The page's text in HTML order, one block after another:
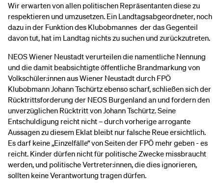
Wir erwarten von allen politischen Repräsentanten diese zu
respektieren und umzusetzen. Ein Landtagsabgeordneter, noch
dazu in der Funktion des Klubobmannes der das Gegenteil
davon tut, hat im Landtag nichts zu suchen und zurückzutreten.
NEOS Wiener Neustadt verurteilen die namentliche Nennung
und die damit beabsichtigte öffentliche Brandmarkung von
Volkschüler:innen aus Wiener Neustadt durch FPÖ
Klubobmann Johann Tschürtz ebenso scharf, schließen sich der
Rücktrittsforderung der NEOS Burgenland an und fordern den
unverzüglichen Rücktritt von Johann Tschürtz. Seine
Entschuldigung reicht nicht – durch vorherige arrogante
Aussagen zu diesem Eklat bleibt nur falsche Reue ersichtlich.
Es darf keine „Einzelfälle“ von Seiten der FPÖ mehr geben - es
reicht. Kinder dürfen nicht für politische Zwecke missbraucht
werden, und politische Vertreter:innen, die dies ignorieren,
sollten keine Verantwortung tragen dürfen.